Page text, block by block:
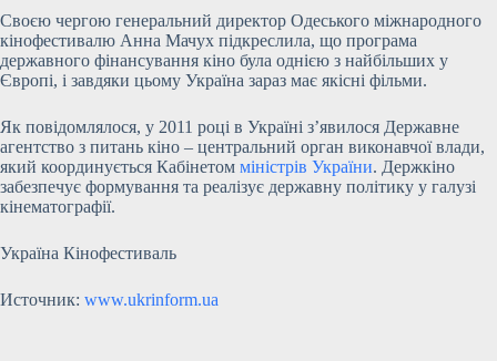
Своєю чергою генеральний директор Одеського міжнародного
кінофестивалю Анна Мачух підкреслила, що програма
державного фінансування кіно була однією з найбільших у
Європі, і завдяки цьому Україна зараз має якісні фільми.
Як повідомлялося, у 2011 році в Україні з’явилося Державне
агентство з питань кіно – центральний орган виконавчої влади,
який координується Кабінетом міністрів України. Держкіно
забезпечує формування та реалізує державну політику у галузі
кінематографії.
Україна Кінофестиваль
Источник: www.ukrinform.ua